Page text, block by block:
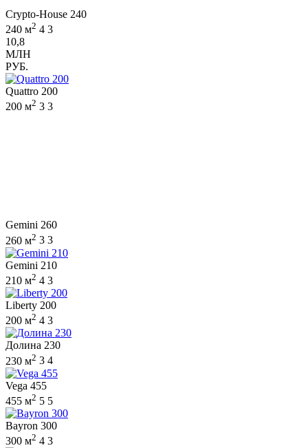
Crypto-House 240
240 м2 4 3
10,8
МЛН
РУБ.
Quattro 200
200 м2 3 3
Gemini 260
260 м2 3 3
Gemini 210
210 м2 4 3
Liberty 200
200 м2 4 3
Долина 230
230 м2 3 4
Vega 455
455 м2 5 5
Bayron 300
300 м2 4 3